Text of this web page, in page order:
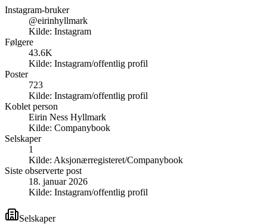
Instagram-bruker
@eirinhyllmark
Kilde: Instagram
Følgere
43.6K
Kilde: Instagram/offentlig profil
Poster
723
Kilde: Instagram/offentlig profil
Koblet person
Eirin Ness Hyllmark
Kilde: Companybook
Selskaper
1
Kilde: Aksjonærregisteret/Companybook
Siste observerte post
18. januar 2026
Kilde: Instagram/offentlig profil
Selskaper